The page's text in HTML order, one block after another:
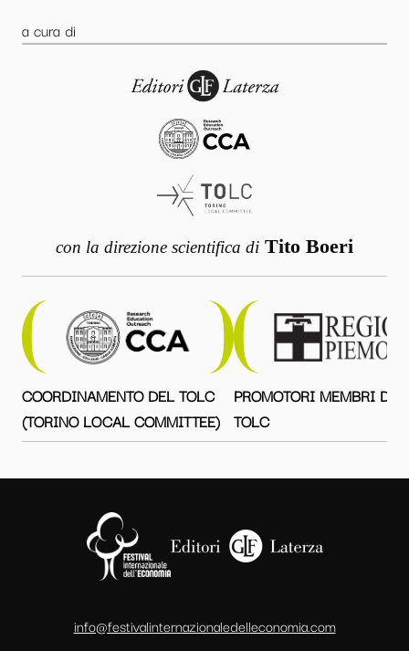
a cura di
con la direzione scientifica di Tito Boeri
COORDINAMENTO DEL TOLC
(TORINO LOCAL COMMITTEE)
PROMOTORI MEMBRI DEL
TOLC
info@festivalinternazionaledelleconomia.com